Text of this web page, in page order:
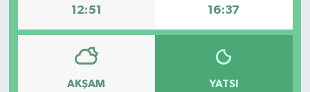
12:51 16:37
AKŞAM YATSI
Siyaset